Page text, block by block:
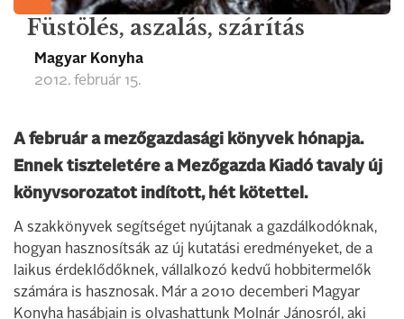
Füstölés, aszalás, szárítás
Magyar Konyha
2012. február 15.
A február a mezőgazdasági könyvek hónapja.
Ennek tiszteletére a Mezőgazda Kiadó tavaly új
könyvsorozatot indított, hét kötettel.
A szakkönyvek segítséget nyújtanak a gazdálkodóknak,
hogyan hasznosítsák az új kutatási eredményeket, de a
laikus érdeklődőknek, vállalkozó kedvű hobbitermelők
számára is hasznosak. Már a 2010 decemberi Magyar
Konyha hasábjain is olvashattunk Molnár Jánosról, aki